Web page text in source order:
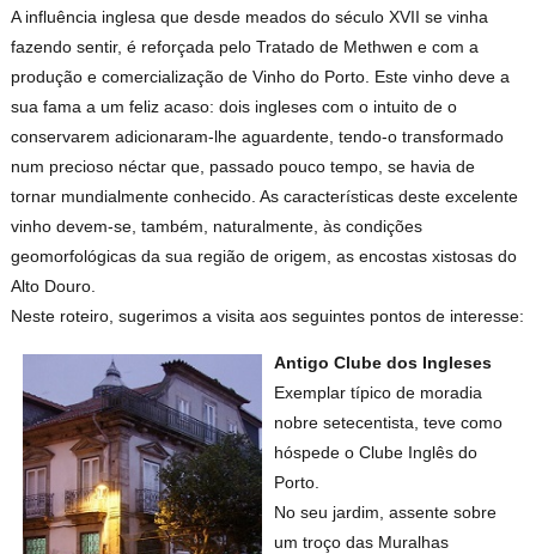
A influência inglesa que desde meados do século XVII se vinha
fazendo sentir, é reforçada pelo Tratado de Methwen e com a
produção e comercialização de Vinho do Porto. Este vinho deve a
sua fama a um feliz acaso: dois ingleses com o intuito de o
conservarem adicionaram-lhe aguardente, tendo-o transformado
num precioso néctar que, passado pouco tempo, se havia de
tornar mundialmente conhecido. As características deste excelente
vinho devem-se, também, naturalmente, às condições
geomorfológicas da sua região de origem, as encostas xistosas do
Alto Douro.
Neste roteiro, sugerimos a visita aos seguintes pontos de interesse:
Antigo Clube dos Ingleses
Exemplar típico de moradia
nobre setecentista, teve como
hóspede o Clube Inglês do
Porto.
No seu jardim, assente sobre
um troço das Muralhas